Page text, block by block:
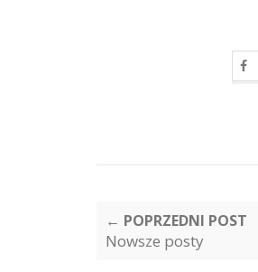
← POPRZEDNI POST
Nowsze posty